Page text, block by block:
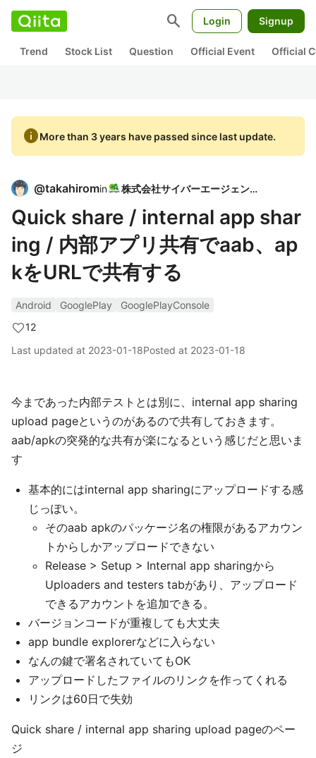
search Login Signup
Trend Stock List Question Official Event Official
infoMore than 3 years have passed since last update.
@takahiromin 株式会社サイバーエージェント
Quick share / internal app shar
ing / 内部アプリ共有でaab、ap
kをURLで共有する
Android GooglePlay
GooglePlayConsole
12
Last updated at 2023-01-18Posted at 2023-01-18
今まであった内部テストとは別に、internal app sharing
upload pageというのがあるので共有しておきます。
aab/apkの突発的な共有が楽になるという感じだと思いま
す
基本的にはinternal app sharingにアップロードする感
じっぽい。
そのaab apkのパッケージ名の権限があるアカウン
トからしかアップロードできない
Release > Setup > Internal app sharingから
Uploaders and testers tabがあり、アップロード
できるアカウントを追加できる。
バージョンコードが重複しても大丈夫
app bundle explorerなどに入らない
なんの鍵で署名されていてもOK
アップロードしたファイルのリンクを作ってくれる
リンクは60日で失効
Quick share / internal app sharing upload pageのペー
ジ